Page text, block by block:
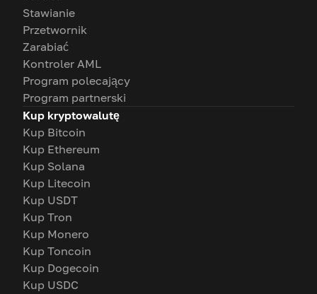
Stawianie
Przetwornik
Zarabiać
Kontroler AML
Program polecający
Program partnerski
Kup kryptowalutę
Kup Bitcoin
Kup Ethereum
Kup Solana
Kup Litecoin
Kup USDT
Kup Tron
Kup Monero
Kup Toncoin
Kup Dogecoin
Kup USDC